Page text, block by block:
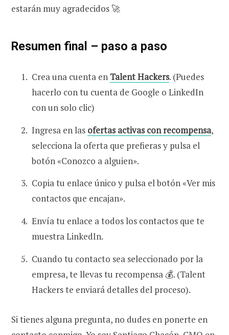
estarán muy agradecidos 🚀
Resumen final – paso a paso
Crea una cuenta en Talent Hackers. (Puedes
hacerlo con tu cuenta de Google o LinkedIn
con un solo clic)
Ingresa en las ofertas activas con recompensa,
selecciona la oferta que prefieras y pulsa el
botón «Conozco a alguien».
Copia tu enlace único y pulsa el botón «Ver mis
contactos que encajan».
Envía tu enlace a todos los contactos que te
muestra LinkedIn.
Cuando tu contacto sea seleccionado por la
empresa, te llevas tu recompensa 💰. (Talent
Hackers te enviará detalles del proceso).
Si tienes alguna pregunta, no dudes en ponerte en